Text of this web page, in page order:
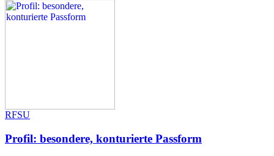
RFSU
Profil: besondere, konturierte Passform